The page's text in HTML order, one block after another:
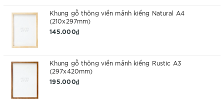
Khung gỗ thông viền mảnh kiếng Natural A4
(210x297mm)
145.000₫
Khung gỗ thông viền mảnh kiếng Rustic A3
(297x420mm)
195.000₫